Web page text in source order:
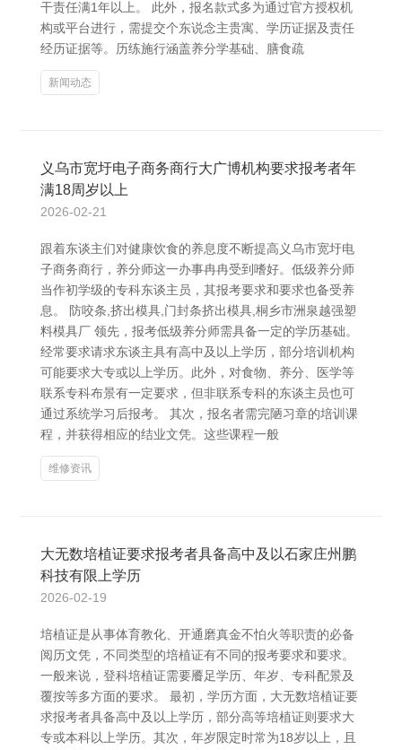
干责任满1年以上。 此外，报名款式多为通过官方授权机
构或平台进行，需提交个东说念主贵寓、学历证据及责任
经历证据等。历练施行涵盖养分学基础、膳食疏
新闻动态
义乌市宽圩电子商务商行大广博机构要求报考者年
满18周岁以上
2026-02-21
跟着东谈主们对健康饮食的养息度不断提高义乌市宽圩电
子商务商行，养分师这一办事冉冉受到嗜好。低级养分师
当作初学级的专科东谈主员，其报考要求和要求也备受养
息。 防咬条,挤出模具,门封条挤出模具,桐乡市洲泉越强塑
料模具厂 领先，报考低级养分师需具备一定的学历基础。
经常要求请求东谈主具有高中及以上学历，部分培训机构
可能要求大专或以上学历。此外，对食物、养分、医学等
联系专科布景有一定要求，但非联系专科的东谈主员也可
通过系统学习后报考。 其次，报名者需完陋习章的培训课
程，并获得相应的结业文凭。这些课程一般
维修资讯
大无数培植证要求报考者具备高中及以石家庄州鹏
科技有限上学历
2026-02-19
培植证是从事体育教化、开通磨真金不怕火等职责的必备
阅历文凭，不同类型的培植证有不同的报考要求和要求。
一般来说，登科培植证需要餍足学历、年岁、专科配景及
覆按等多方面的要求。 最初，学历方面，大无数培植证要
求报考者具备高中及以上学历，部分高等培植证则要求大
专或本科以上学历。其次，年岁限定时常为18岁以上，且